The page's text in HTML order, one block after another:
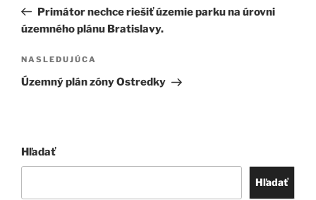
článku
článokPrimátor nechce riešiť územie parku na úrovni
územného plánu Bratislavy.
Ďalší
článok
NASLEDUJÚCA
Územný plán zóny Ostredky
Hľadať
Hľadať